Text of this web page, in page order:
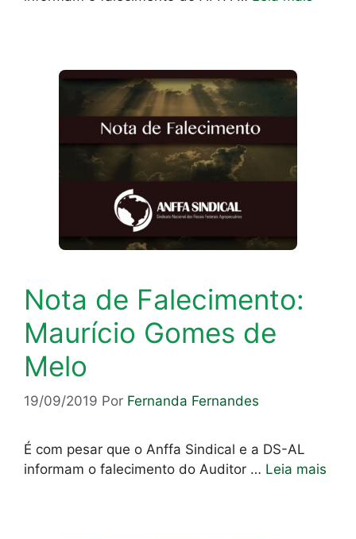
Nota de Falecimento:
Maurício Gomes de
Melo
19/09/2019 Por Fernanda Fernandes
É com pesar que o Anffa Sindical e a DS-AL
informam o falecimento do Auditor … Leia mais